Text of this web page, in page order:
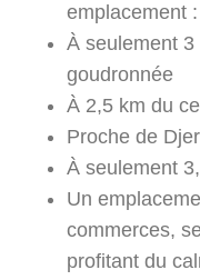
emplacement :
À seulement
goudronnée
À 2,5 km du
Proche de
À seulement
Un
commerces,
profitant du